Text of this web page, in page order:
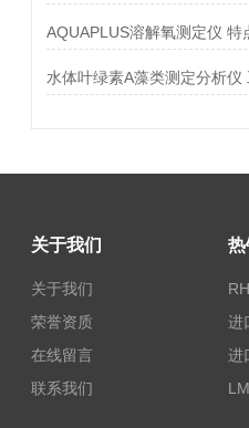
水体叶绿素A藻类测定分析仪
关于我们
关于我们
荣誉资质
在线留言
联系我们
热
进